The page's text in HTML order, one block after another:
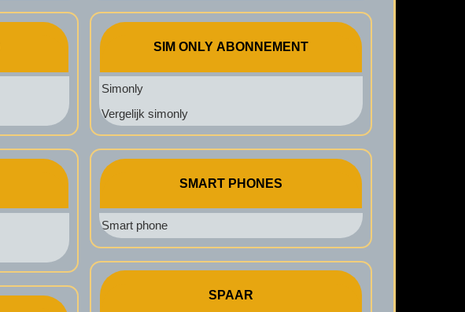
SIM ONLY ABONNEMENT
Simonly
Vergelijk simonly
SMART PHONES
Smart phone
SPAAR